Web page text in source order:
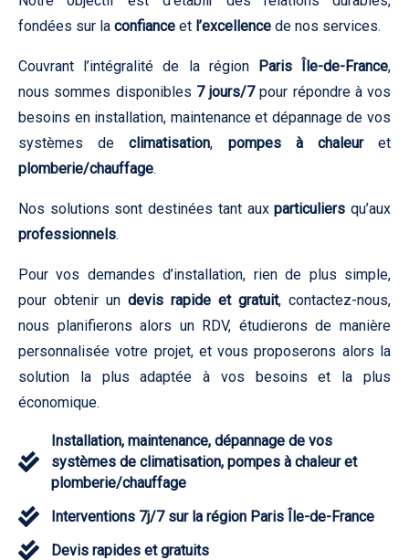
fondées sur la confiance et l’excellence de nos services.
Couvrant l’intégralité de la région Paris Île-de-France,
nous sommes disponibles 7 jours/7pour répondre à vos
besoins en installation, maintenance et dépannage de vos
systèmes declimatisation, pompes à chaleuret
plomberie/chauffage.
Nos solutions sont destinées tant auxparticuliers qu’aux
professionnels.
Pour vos demandes d’installation, rien de plus simple,
pour obtenir un devis rapide et gratuit, contactez-nous,
nous planifierons alors un RDV, étudierons de manière
personnalisée votre projet, et vous proposerons alors la
solution la plus adaptée à vos besoins et la plus
économique.
Installation, maintenance, dépannage de vos
systèmes de climatisation, pompes à chaleur et
plomberie/chauffage
Interventions 7j/7 sur la région Paris Île-de-France
Devis rapides et gratuits